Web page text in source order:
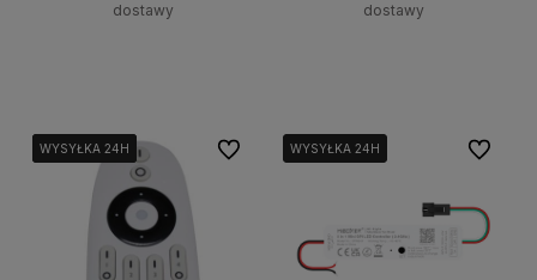
dostawy
dostawy
WYSYŁKA 24H
WYSYŁKA 24H
WYSYŁKA 24H
WYSYŁKA 24H Do ulubionychWYSYŁKA 24H
WYSYŁKA 24H Do